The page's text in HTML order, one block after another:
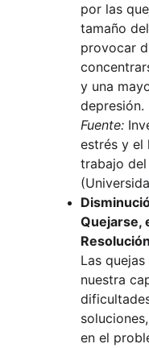
por las
tamaño
provocar
y una
depresión.
Fuente:
estrés y el
trabajo
Quejarse,
Las
nuestra
en el